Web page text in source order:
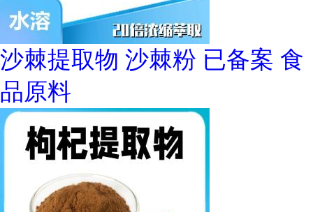
沙棘提取物 沙棘粉 已备案 食
品原料